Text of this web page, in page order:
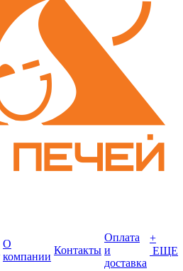
О
компании
Контакты
Оплата
и
доставка
+
ЕЩЕ